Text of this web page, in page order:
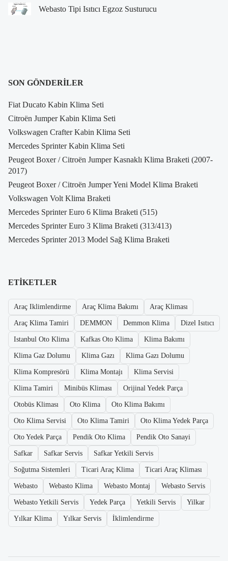
Webasto Tipi Isıtıcı Egzoz Susturucu
SON GÖNDERILER
Fiat Ducato Kabin Klima Seti
Citroën Jumper Kabin Klima Seti
Volkswagen Crafter Kabin Klima Seti
Mercedes Sprinter Kabin Klima Seti
Peugeot Boxer / Citroën Jumper Kasnaklı Klima Braketi (2007-
2017)
Peugeot Boxer / Citroën Jumper Yeni Model Klima Braketi
Volkswagen Volt Klima Braketi
Mercedes Sprinter Euro 6 Klima Braketi (515)
Mercedes Sprinter Euro 3 Klima Braketi (313/413)
Mercedes Sprinter 2013 Model Sağ Klima Braketi
ETIKETLER
Araç Iklimlendirme Araç Klima Bakımı Araç Kliması
Araç Klima Tamiri DEMMON Demmon Klima Dizel Isıtıcı
Istanbul Oto Klima Kafkas Oto Klima Klima Bakımı
Klima Gaz Dolumu Klima Gazı Klima Gazı Dolumu
Klima Kompresörü Klima Montajı Klima Servisi
Klima Tamiri Minibüs Kliması Orijinal Yedek Parça
Otobüs Kliması Oto Klima Oto Klima Bakımı
Oto Klima Servisi Oto Klima Tamiri Oto Klima Yedek Parça
Oto Yedek Parça Pendik Oto Klima Pendik Oto Sanayi
Safkar Safkar Servis Safkar Yetkili Servis
Soğutma Sistemleri Ticari Araç Klima Ticari Araç Kliması
Webasto Webasto Klima Webasto Montaj Webasto Servis
Webasto Yetkili Servis Yedek Parça Yetkili Servis Yilkar
Yılkar Klima Yılkar Servis İklimlendirme